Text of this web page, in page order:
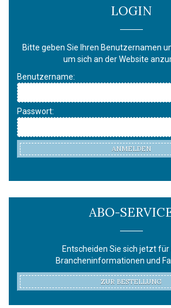
LOGIN
Bitte geben Sie Ihren Benutzernamen
um sich an der Website
Benutzername:
Passwort:
ANMELDEN
ABO-
Entscheiden Sie sich jetzt
Brancheninformationen und
ZUR BESTELLUNG